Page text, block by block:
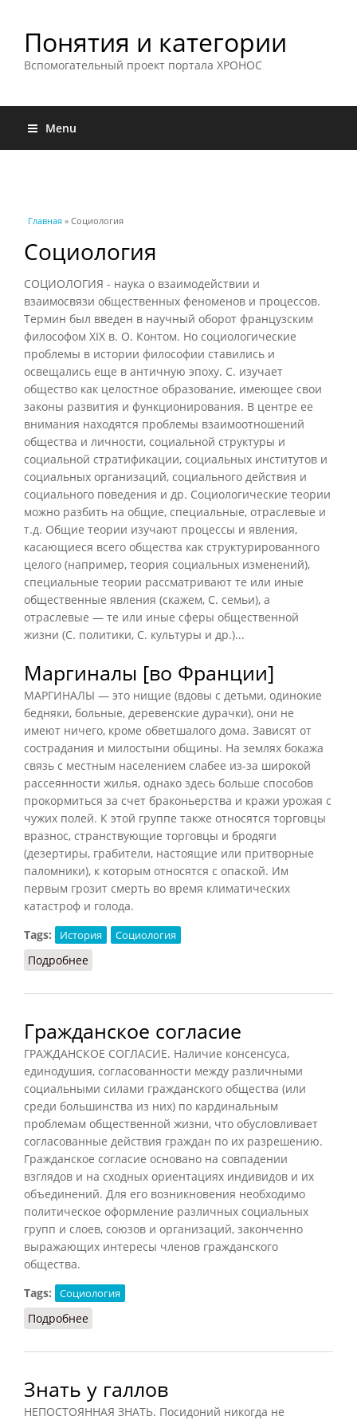
Понятия и категории
Вспомогательный проект портала ХРОНОС
Menu
Вы здесь
Главная » Социология
Социология
СОЦИОЛОГИЯ - наука о взаимодействии и
взаимосвязи общественных феноменов и процессов.
Термин был введен в научный оборот французским
философом XIX в. О. Контом. Но социологические
проблемы в истории философии ставились и
освещались еще в античную эпоху. С. изучает
общество как целостное образование, имеющее свои
законы развития и функционирования. В центре ее
внимания находятся проблемы взаимоотношений
общества и личности, социальной структуры и
социальной стратификации, социальных институтов и
социальных организаций, социального действия и
социального поведения и др. Социологические теории
можно разбить на общие, специальные, отраслевые и
т.д. Общие теории изучают процессы и явления,
касающиеся всего общества как структурированного
целого (например, теория социальных изменений),
специальные теории рассматривают те или иные
общественные явления (скажем, С. семьи), а
отраслевые — те или иные сферы общественной
жизни (С. политики, С. культуры и др.)...
Маргиналы [во Франции]
МАРГИНАЛЫ — это нищие (вдовы с детьми, одинокие
бедняки, больные, деревенские дурачки), они не
имеют ничего, кроме обветшалого дома. Зависят от
сострадания и милостыни общины. На землях бокажа
связь с местным населением слабее из-за широкой
рассеянности жилья, однако здесь больше способов
прокормиться за счет браконьерства и кражи урожая с
чужих полей. К этой группе также относятся торговцы
вразнос, странствующие торговцы и бродяги
(дезертиры, грабители, настоящие или притворные
паломники), к которым относятся с опаской. Им
первым грозит смерть во время климатических
катастроф и голода.
Tags:
История Социология
Подробнее
Гражданское согласие
ГРАЖДАНСКОЕ СОГЛАСИЕ. Наличие консенсуса,
единодушия, согласованности между различными
социальными силами гражданского общества (или
среди большинства из них) по кардинальным
проблемам общественной жизни, что обусловливает
согласованные действия граждан по их разрешению.
Гражданское согласие основано на совпадении
взглядов и на сходных ориентациях индивидов и их
объединений. Для его возникновения необходимо
политическое оформление различных социальных
групп и слоев, союзов и организаций, законченно
выражающих интересы членов гражданского
общества.
Tags:
Социология
Подробнее
Знать у галлов
НЕПОСТОЯННАЯ ЗНАТЬ. Посидоний никогда не